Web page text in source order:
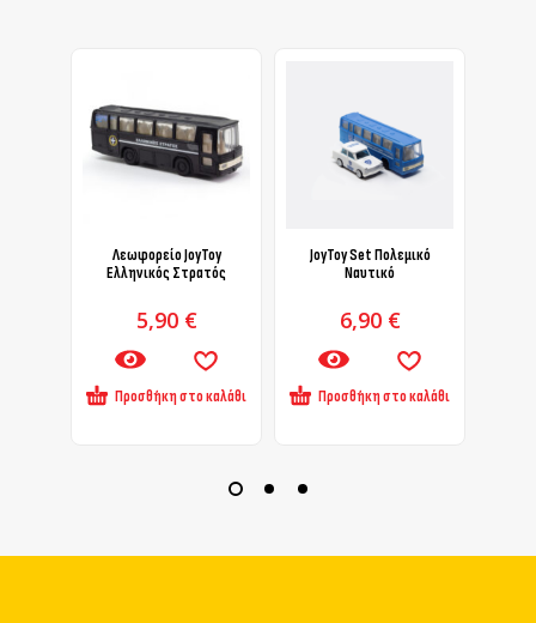
Λεωφορείο JoyToy
Ελληνικός Στρατός
5,90 €
Προσθήκη στο καλάθι
JoyToy Set Πολεμικό
Ναυτικό
6,90 €
Προσθήκη στο καλάθι